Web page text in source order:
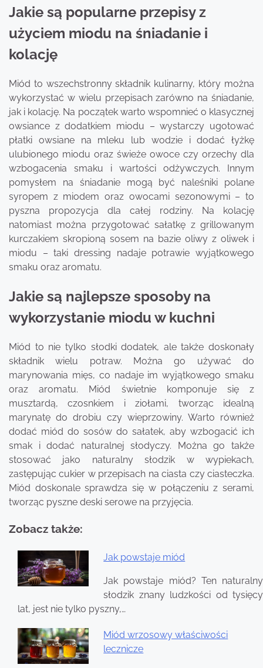
Jakie są popularne przepisy z
użyciem miodu na śniadanie i
kolację
Miód to wszechstronny składnik kulinarny, który można
wykorzystać w wielu przepisach zarówno na śniadanie,
jak i kolację. Na początek warto wspomnieć o klasycznej
owsiance z dodatkiem miodu – wystarczy ugotować
płatki owsiane na mleku lub wodzie i dodać łyżkę
ulubionego miodu oraz świeże owoce czy orzechy dla
wzbogacenia smaku i wartości odżywczych. Innym
pomysłem na śniadanie mogą być naleśniki polane
syropem z miodem oraz owocami sezonowymi – to
pyszna propozycja dla całej rodziny. Na kolację
natomiast można przygotować sałatkę z grillowanym
kurczakiem skropioną sosem na bazie oliwy z oliwek i
miodu – taki dressing nadaje potrawie wyjątkowego
smaku oraz aromatu.
Jakie są najlepsze sposoby na
wykorzystanie miodu w kuchni
Miód to nie tylko słodki dodatek, ale także doskonały
składnik wielu potraw. Można go używać do
marynowania mięs, co nadaje im wyjątkowego smaku
oraz aromatu. Miód świetnie komponuje się z
musztardą, czosnkiem i ziołami, tworząc idealną
marynatę do drobiu czy wieprzowiny. Warto również
dodać miód do sosów do sałatek, aby wzbogacić ich
smak i dodać naturalnej słodyczy. Można go także
stosować jako naturalny słodzik w wypiekach,
zastępując cukier w przepisach na ciasta czy ciasteczka.
Miód doskonale sprawdza się w połączeniu z serami,
tworząc pyszne deski serowe na przyjęcia.
Zobacz także:
Jak powstaje miód
Jak powstaje miód? Ten naturalny
słodzik znany ludzkości od tysięcy
lat, jest nie tylko pyszny,…
Miód wrzosowy właściwości
lecznicze
Nawigacja